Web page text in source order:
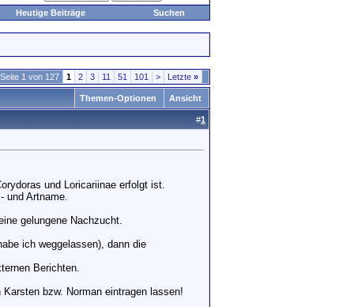
Heutige Beiträge
Suchen
Seite 1 von 127 1 2 3 11 51 101 > Letzte »
Themen-Optionen Ansicht
#1
und Loricariinae erfolgt ist.
und Artname.
gelungene Nachzucht.
ich weggelassen), dann die
Berichten.
bzw. Norman eintragen lassen!